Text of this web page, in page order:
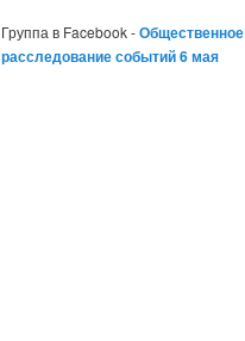
Группа в Facebook -Общественное
расследование событий 6 мая